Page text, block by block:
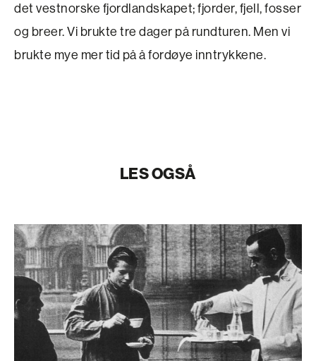
det vestnorske fjordlandskapet; fjorder, fjell, fosser
og breer. Vi brukte tre dager på rund­turen. Men vi
brukte mye mer tid på å fordøye inn­trykkene.
LES OGSÅ